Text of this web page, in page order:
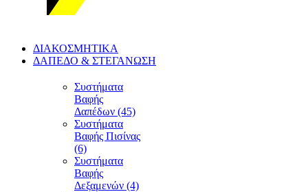
ΔΙΑΚΟΣΜΗΤΙΚΑ
ΔΑΠΕΔΟ & ΣΤΕΓΑΝΩΣΗ
Συστήματα
Βαφής
Δαπέδων (45)
Συστήματα
Βαφής Πισίνας
(6)
Συστήματα
Βαφής
Δεξαμενών (4)